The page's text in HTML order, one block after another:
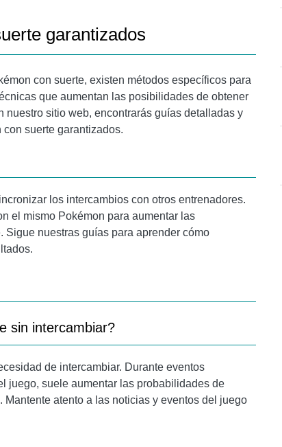
garantizados
con suerte, existen métodos específicos para
que aumentan las posibilidades de obtener
nuestro sitio web, encontrarás guías detalladas y
suerte garantizados.
los intercambios con otros entrenadores.
el mismo Pokémon para aumentar las
nuestras guías para aprender cómo
sin intercambiar?
de intercambiar. Durante eventos
juego, suele aumentar las probabilidades de
atento a las noticias y eventos del juego